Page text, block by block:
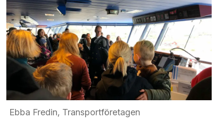
Ebba Fredin, Transportföretagen